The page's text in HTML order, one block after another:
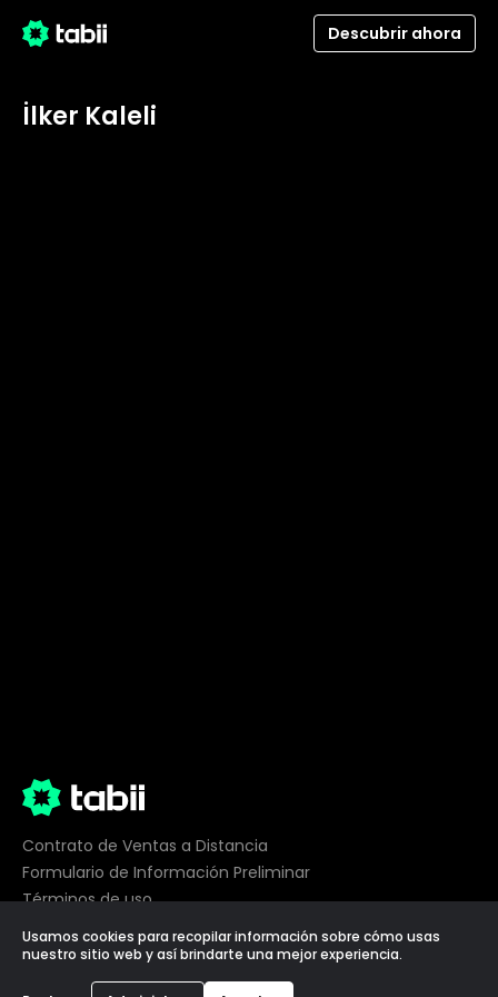
Descubrir ahora
İlker Kaleli
Contrato de Ventas a Distancia
Formulario de Información Preliminar
Términos de uso
Privacidad
Preferencias de cookies
Usamos cookies para recopilar información sobre cómo usas
nuestro sitio web y así brindarte una mejor experiencia.